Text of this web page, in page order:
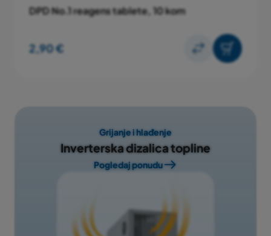
DPD No.1 reagens tablete, 10 kom
2,90 €
Grijanje i hlađenje
Inverterska dizalica topline
Pogledaj ponudu